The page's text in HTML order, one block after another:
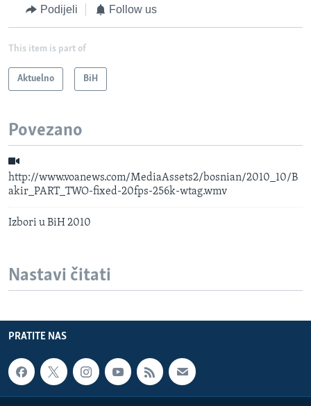
Podijeli Follow us
This item is part of
Aktuelno BiH
Povezano
http://www.voanews.com/MediaAssets2/bosnian/2010_10/B
akir_PART_TWO-fixed-20fps-256k-wtag.wmv
Izbori u BiH 2010
Nastavi čitati
PRATITE NAS